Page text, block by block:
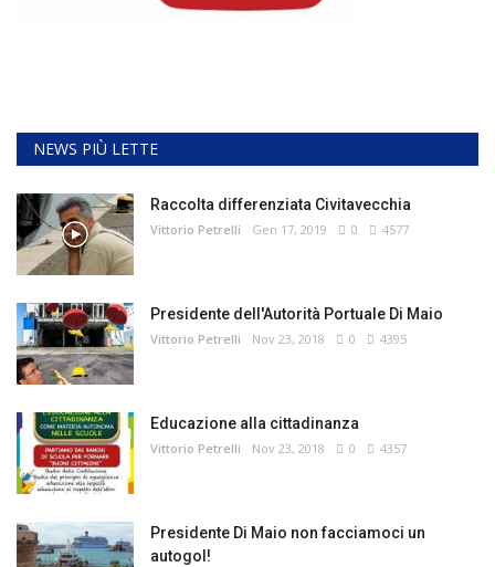
NEWS PIÙ LETTE
Raccolta differenziata Civitavecchia
Vittorio Petrelli Gen 17, 2019 0 4577
Presidente dell'Autorità Portuale Di Maio
Vittorio Petrelli Nov 23, 2018 0 4395
Educazione alla cittadinanza
Vittorio Petrelli Nov 23, 2018 0 4357
Presidente Di Maio non facciamoci un
autogol!